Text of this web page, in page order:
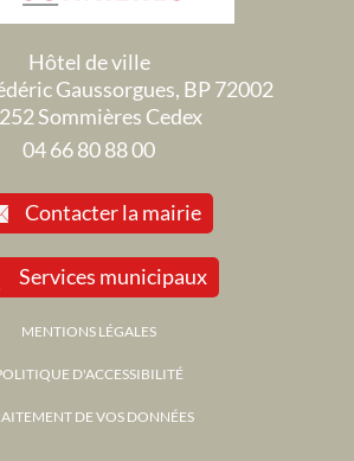
Hôtel de ville
Gaussorgues, BP 72002
Sommières Cedex
04 66 80 88 00
Contacter la mairie
Services municipaux
MENTIONS LÉGALES
D'ACCESSIBILITÉ
DE VOS DONNÉES